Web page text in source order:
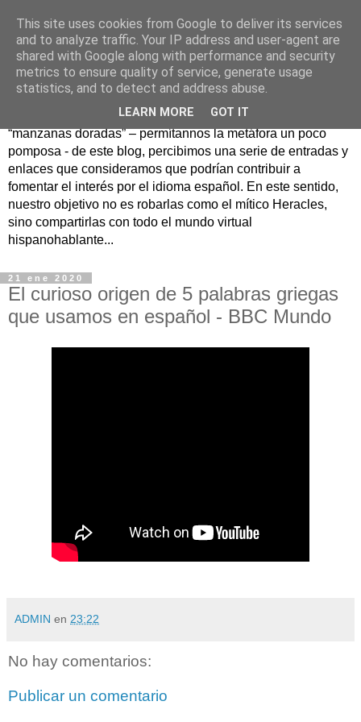
Hesperia
Según la mitología griega, Hesperia era un maravilloso
jardín en un lejano rincón del Occidente donde se
guardaban las famosas manzanas doradas. Como
“manzanas doradas” – permítannos la metáfora un poco
pomposa - de este blog, percibimos una serie de entradas y
enlaces que consideramos que podrían contribuir a
fomentar el interés por el idioma español. En este sentido,
nuestro objetivo no es robarlas como el mítico Heracles,
sino compartirlas con todo el mundo virtual
hispanohablante...
21 ene 2020
El curioso origen de 5 palabras griegas
que usamos en español - BBC Mundo
ADMIN en 23:22
No hay comentarios:
Publicar un comentario
This site uses cookies from Google to deliver its services
and to analyze traffic. Your IP address and user-agent are
shared with Google along with performance and security
metrics to ensure quality of service, generate usage
statistics, and to detect and address abuse.
LEARN MORE GOT IT